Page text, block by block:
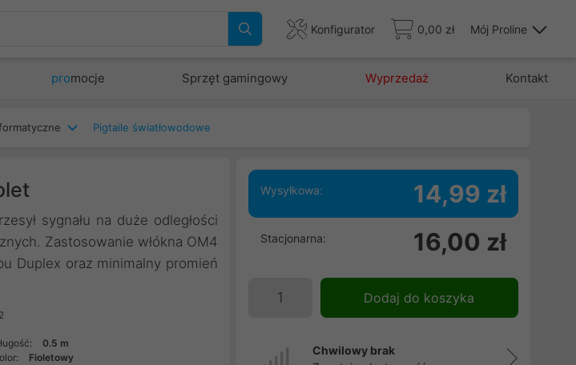
Konfigurator 0,00 zł Mój Proline
promocje Sprzęt gamingowy Wyprzedaż Kontakt
Pigtaile światłowodowe
sygnału na duże odległości
Zastosowanie włókna OM4
Duplex oraz minimalny promień
0.5 m
Fioletowy
Wysyłkowa: 14,99 zł
Stacjonarna: 16,00 zł
Dodaj do koszyka
Chwilowy brak